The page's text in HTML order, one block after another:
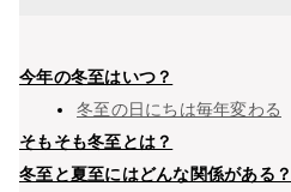
今年の冬至はいつ？
冬至の日にちは毎年変わる
そもそも冬至とは？
冬至と夏至にはどんな関係がある？